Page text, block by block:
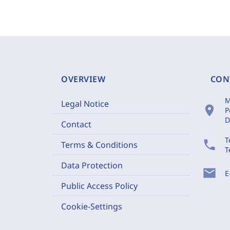
OVERVIEW
Legal Notice
Contact
Terms & Conditions
Data Protection
Public Access Policy
Cookie-Settings
location_on
phone
mail